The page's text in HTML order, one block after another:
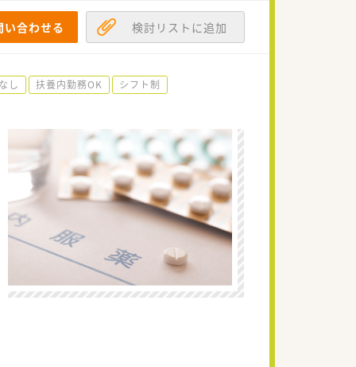
い合わせる 検討リストに追加
し 扶養内勤務OK
シフト制